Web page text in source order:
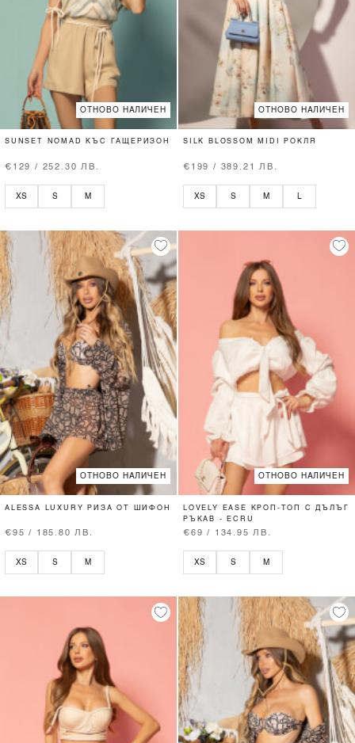
ОТНОВО НАЛИЧЕН
SUNSET NOMAD КЪС ГАЩЕРИЗОН
€129 / 252.30 ЛВ.
XS S M
ОТНОВО НАЛИЧЕН
SILK BLOSSOM MIDI РОКЛЯ
€199 / 389.21 ЛВ.
XS S M
ОТНОВО НАЛИЧЕН
ALESSA LUXURY РИЗА ОТ ШИФОН
€95 / 185.80 ЛВ.
XS S M
ОТНОВО НАЛИЧЕН
LOVELY EASE КРОП-ТОП С ДЪЛЪГ
РЪКАВ - ECRU
€69 / 134.95 ЛВ.
XS S M